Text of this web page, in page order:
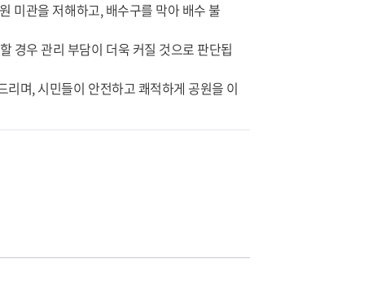
미관을 저해하고, 배수구를 막아 배수 불
경우 관리 부담이 더욱 커질 것으로 판단됩
며, 시민들이 안전하고 쾌적하게 공원을 이